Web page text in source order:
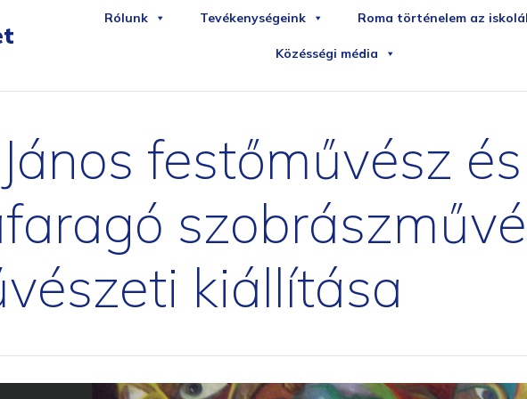
ersatzteiledirekt sportudstyr
Rólunk Tevékenységeink Roma történelem az
Közésségi média
festőművész
kiállítása